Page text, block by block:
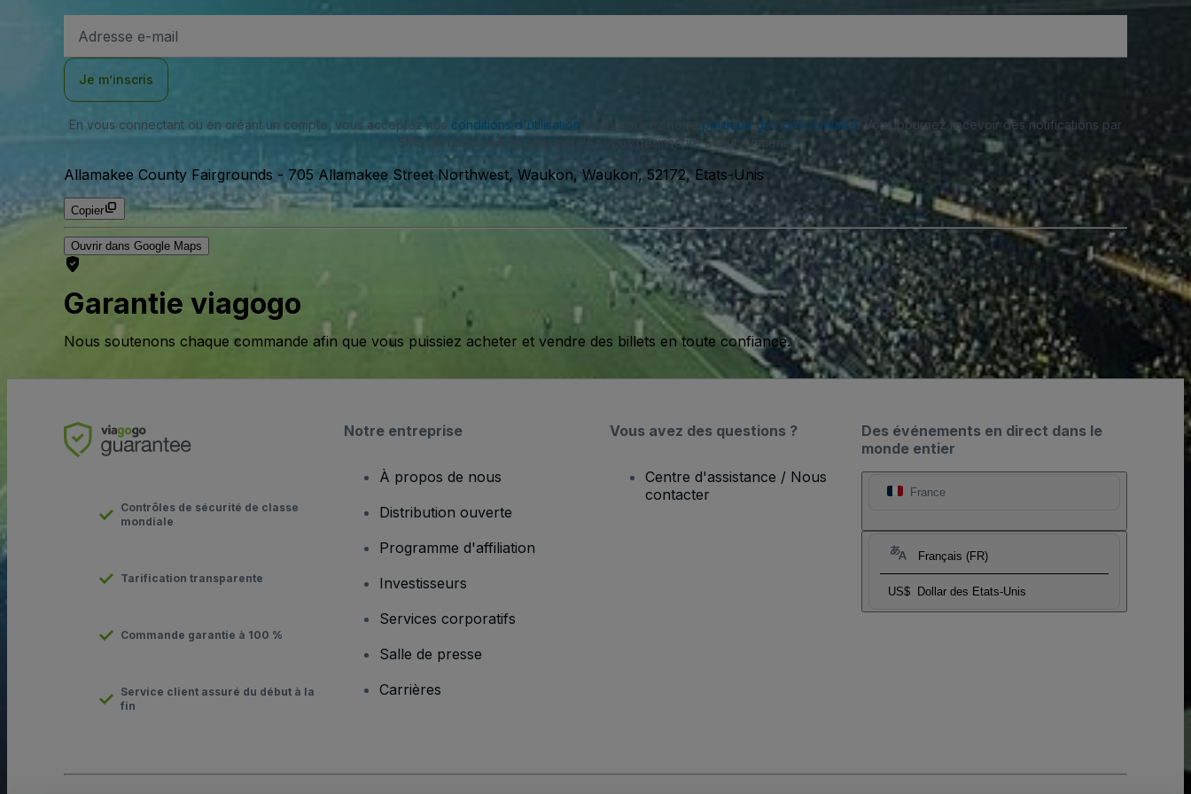
e-
Je m’inscris
En vous connectant ou en créant un compte, vous acceptez nos conditions d'utilisation et approuvez notre politique de confidentialité . Vous pourriez recevoir des notifications par
SMS de notre part et vous pouvez vous désinscrire à tout moment.
Allamakee County Fairgrounds - 705 Allamakee Street Northwest, Waukon, Waukon, 52172, Etats-Unis
Copier
Ouvrir dans Google Maps
Garantie viagogo
Nous soutenons chaque commande afin que vous puissiez acheter et vendre des billets en toute confiance.
Des événements en direct dans le
monde entier
France
Français (FR)
US$ Dollar des Etats-Unis
Contrôles de sécurité de classe
mondiale
Tarification transparente
Commande garantie à 100 %
Service client assuré du début à la
fin
Notre entreprise
À propos de nous
Distribution ouverte
Programme d'affiliation
Investisseurs
Services corporatifs
Salle de presse
Carrières
Vous avez des questions ?
Centre d'assistance / Nous
contacter